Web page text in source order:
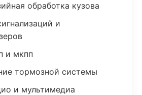
обработка кузова
и
и мкпп
тормозной системы
и мультимедиа